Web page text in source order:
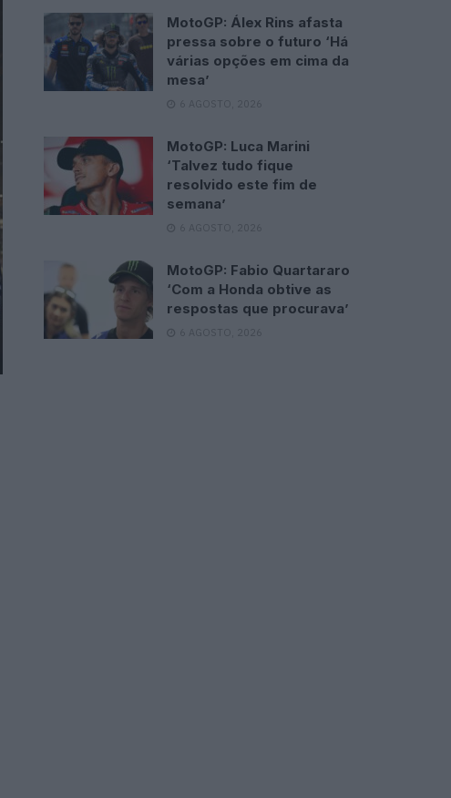
MotoGP: Álex Rins afasta
pressa sobre o futuro ‘Há
várias opções em cima da
mesa’
6 AGOSTO, 2026
MotoGP: Luca Marini
‘Talvez tudo fique
resolvido este fim de
semana’
6 AGOSTO, 2026
MotoGP: Fabio Quartararo
‘Com a Honda obtive as
respostas que procurava’
6 AGOSTO, 2026